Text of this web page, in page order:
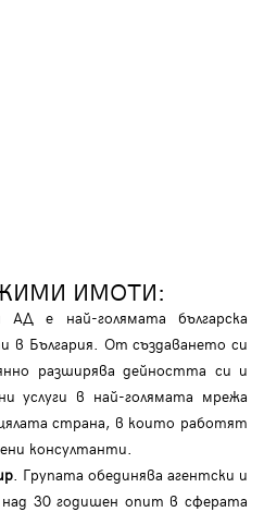
ИМОТИ:
е най-голямата българска
в България. От създаването си
разширява дейността си и
услуги в най-голямата мрежа
страна, в които работят
консултанти.
. Групата обединява агентски и
30 годишен опит в сферата